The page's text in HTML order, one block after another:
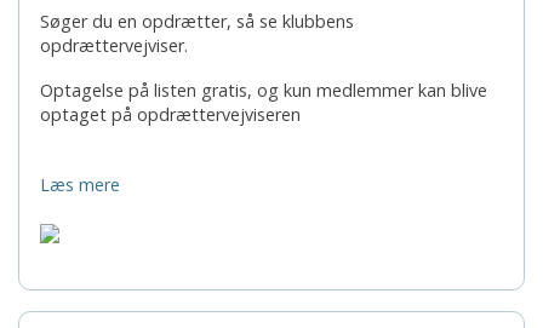
Søger du en opdrætter, så se klubbens
opdrættervejviser.
Optagelse på listen gratis, og kun medlemmer kan blive
optaget på opdrættervejviseren
Læs mere